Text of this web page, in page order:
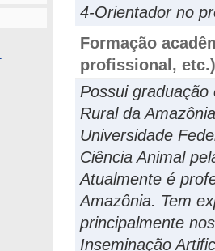
4-Orientador no
Formação
profissional, etc.)
Possui
Rural da
Universidade
Ciência Animal
Atualmente é
Amazônia. Tem
principalmente
Inseminação